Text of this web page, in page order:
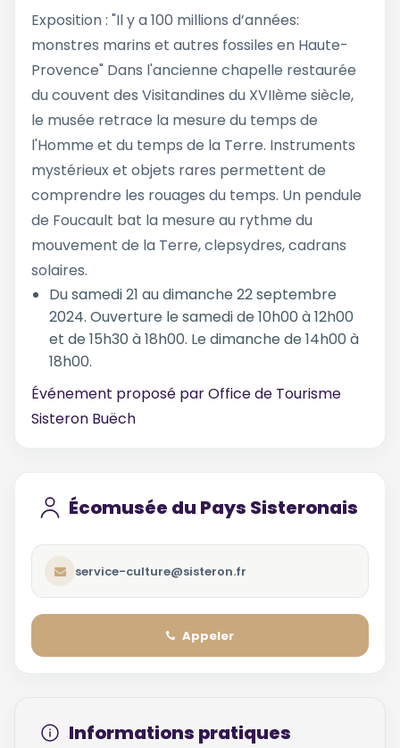
Exposition : "Il y a 100 millions d’années:
monstres marins et autres fossiles en Haute-
Provence" Dans l'ancienne chapelle restaurée
du couvent des Visitandines du XVIIème siècle,
le musée retrace la mesure du temps de
l'Homme et du temps de la Terre. Instruments
mystérieux et objets rares permettent de
comprendre les rouages du temps. Un pendule
de Foucault bat la mesure au rythme du
mouvement de la Terre, clepsydres, cadrans
solaires.
Du samedi 21 au dimanche 22 septembre
2024. Ouverture le samedi de 10h00 à 12h00
et de 15h30 à 18h00. Le dimanche de 14h00 à
18h00.
Événement proposé parOffice de Tourisme
Sisteron Buëch
Écomusée du Pays Sisteronais
service-culture@sisteron.fr
Appeler
Informations pratiques